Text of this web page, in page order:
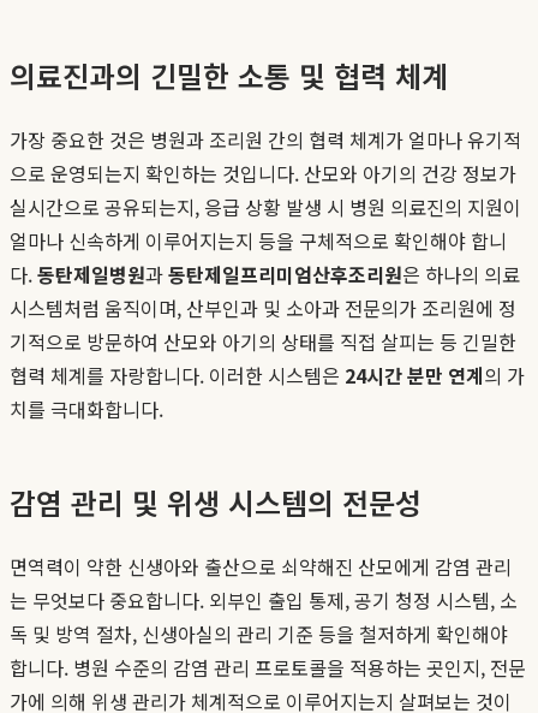
의료진과의 긴밀한 소통 및 협력 체계
가장 중요한 것은 병원과 조리원 간의 협력 체계가 얼마나 유기적
으로 운영되는지 확인하는 것입니다. 산모와 아기의 건강 정보가
실시간으로 공유되는지, 응급 상황 발생 시 병원 의료진의 지원이
얼마나 신속하게 이루어지는지 등을 구체적으로 확인해야 합니
다.동탄제일병원과동탄제일프리미엄산후조리원은 하나의 의료
시스템처럼 움직이며, 산부인과 및 소아과 전문의가 조리원에 정
기적으로 방문하여 산모와 아기의 상태를 직접 살피는 등 긴밀한
협력 체계를 자랑합니다. 이러한 시스템은 24시간 분만 연계의 가
치를 극대화합니다.
감염 관리 및 위생 시스템의 전문성
면역력이 약한 신생아와 출산으로 쇠약해진 산모에게 감염 관리
는 무엇보다 중요합니다. 외부인 출입 통제, 공기 청정 시스템, 소
독 및 방역 절차, 신생아실의 관리 기준 등을 철저하게 확인해야
합니다. 병원 수준의 감염 관리 프로토콜을 적용하는 곳인지, 전문
가에 의해 위생 관리가 체계적으로 이루어지는지 살펴보는 것이